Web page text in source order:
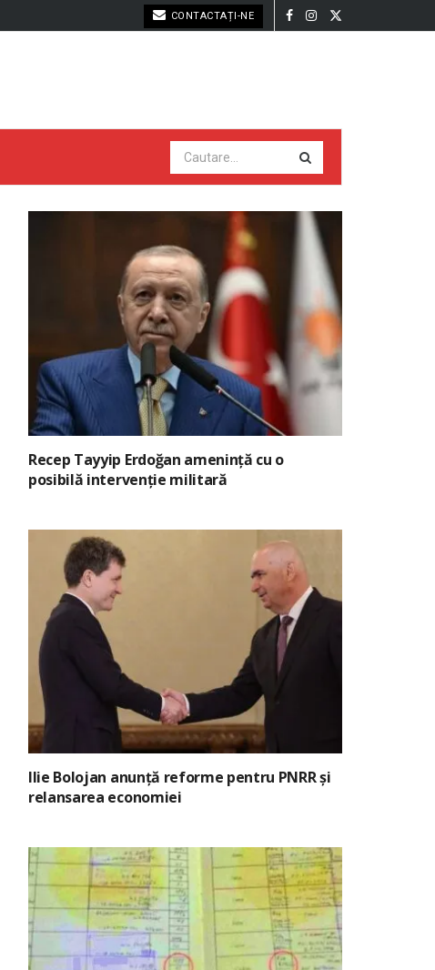
CONTACTAȚI-NE
Recep Tayyip Erdoğan amenință cu o
posibilă intervenție militară
Ilie Bolojan anunță reforme pentru PNRR și
relansarea economiei